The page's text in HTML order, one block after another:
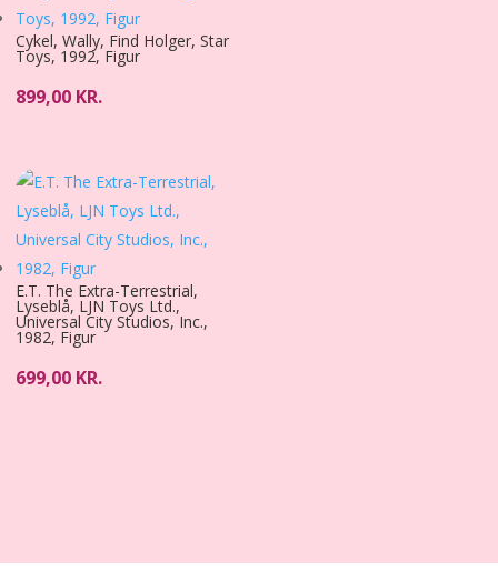
Cykel, Wally, Find Holger, Star
Toys, 1992, Figur
899,00 KR.
E.T. The Extra-Terrestrial,
Lyseblå, LJN Toys Ltd.,
Universal City Studios, Inc.,
1982, Figur
699,00 KR.